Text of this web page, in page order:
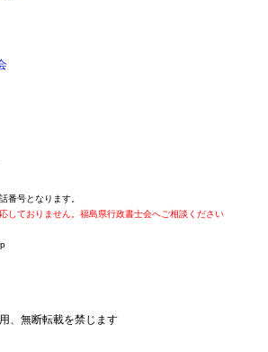
番号となります。
しておりません。福島県行政書士会へご相談ください
、無断転載を禁じます